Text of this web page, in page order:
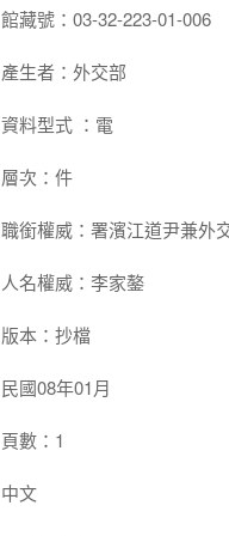
館藏號：03-32-223-01-006
產生者：外交部
資料型式 ：電
層次：件
職銜權威：署濱江道尹兼外
人名權威：李家鏊
版本：抄檔
民國08年01月
頁數：1
中文